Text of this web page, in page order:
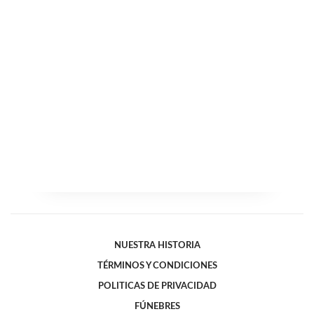
NUESTRA HISTORIA
TÉRMINOS Y CONDICIONES
POLITICAS DE PRIVACIDAD
FÚNEBRES